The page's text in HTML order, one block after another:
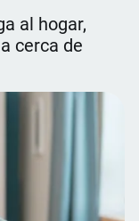
al hogar,
cerca de